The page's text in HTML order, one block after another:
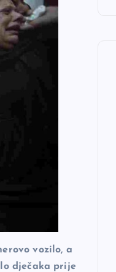
vozilo, a
dječaka prije